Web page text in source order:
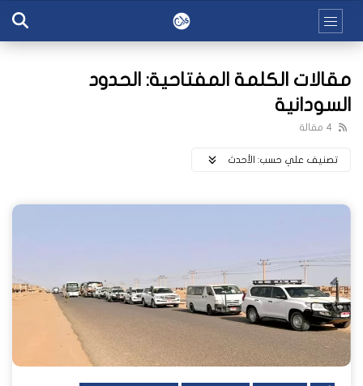
مقالات الكلمة المفتاحية: الحدود
السودانية
4 مقالة
تصنيف علي حسب: اﻷحدث